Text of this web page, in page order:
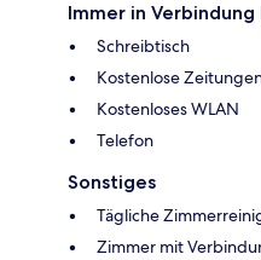
Immer in
Schreibtisch
Kostenlose
Kostenloses WLAN
Telefon
Sonstiges
Tägliche
Zimmer mit